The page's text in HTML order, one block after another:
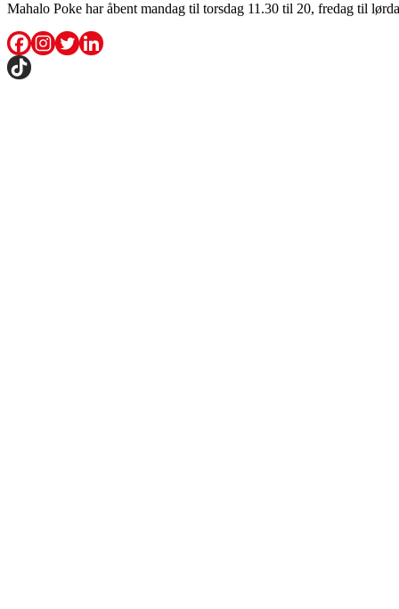
Mahalo Poke har åbent mandag til torsdag 11.30 til 20, fredag til